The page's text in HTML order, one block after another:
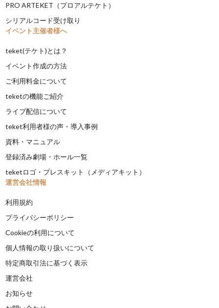
PRO ARTEKET（プロアルテケト）
シリアルコード受け取り
イベント主催者様へ
teket(テケト)とは？
イベント作成の方法
ご利用料金について
teketの機能ご紹介
ライブ配信について
teket利用者様の声・導入事例
資料・マニュアル
登録済み劇場・ホール一覧
teketロゴ・プレスキット（メディアキット）
運営会社情報
利用規約
プライバシーポリシー
Cookieの利用について
個人情報の取り扱いについて
特定商取引法に基づく表示
運営会社
お知らせ